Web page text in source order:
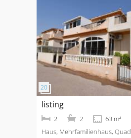
listing
2 2
63 m²
Haus, Mehrfamilienhaus, Quad